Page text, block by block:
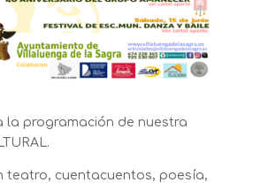
la programación de nuestra
teatro, cuentacuentos, poesía,